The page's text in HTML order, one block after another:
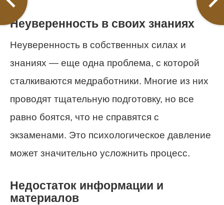
Неуверенность в своих знаниях
Неуверенность в собственных силах и
знаниях — еще одна проблема, с которой
сталкиваются медработники. Многие из них
проводят тщательную подготовку, но все
равно боятся, что не справятся с
экзаменами. Это психологическое давление
может значительно усложнить процесс.
Недостаток информации и
материалов